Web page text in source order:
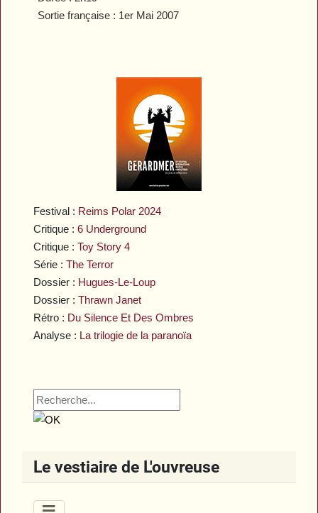
Festival : Reims Polar 2024
Critique :6 Underground
Critique :Toy Story 4
Série :The Terror
Dossier : Hugues-Le-Loup
Dossier :Thrawn Janet
Rétro : Du Silence Et Des Ombres
Analyse : La trilogie de la paranoïa
Le vestiaire de L'ouvreuse
Sortie française : 1er Mai 2007